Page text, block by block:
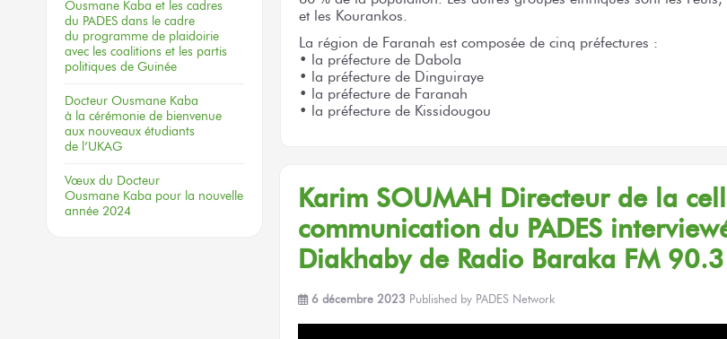
et les Kourankos.
La région de Faranah est composée de cinq préfectures :
• la préfecture de Dabola
• la préfecture de Dinguiraye
• la préfecture de Faranah
• la préfecture de Kissidougou
Karim SOUMAH Directeur de la
communication du PADES
Diakhaby de Radio Baraka FM 90.3
6 décembre 2023 Published by PADES Network
Ousmane Kaba et les cadres
du PADES dans le cadre
du programme de plaidoirie
avec les coalitions et les partis
politiques de Guinée
Docteur Ousmane Kaba
à la cérémonie de bienvenue
aux nouveaux étudiants
de l’UKAG
Vœux du Docteur
Ousmane Kaba pour la nouvelle
année 2024